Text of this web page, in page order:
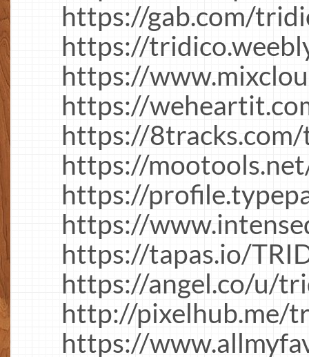
https://gab.com/
https://
https://
https://
https://
https://
https://
https://
https://tapas.io/
https://angel.co/u/
http://pixelhub.me/
https://